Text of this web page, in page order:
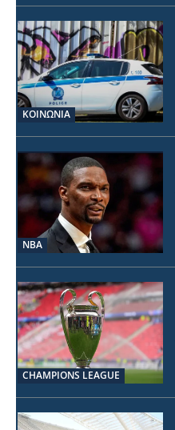
ΚΟΙΝΩΝΙΑ
NBA
CHAMPIONS LEAGUE